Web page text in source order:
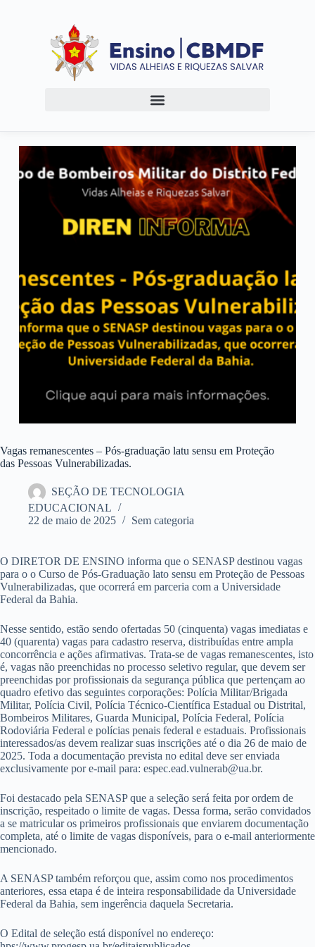
Vagas remanescentes – Pós-graduação latu sensu em Proteção
das Pessoas Vulnerabilizadas.
SEÇÃO DE TECNOLOGIA
EDUCACIONAL
22 de maio de 2025
Sem categoria
O DIRETOR DE ENSINO informa que o SENASP destinou vagas
para o o Curso de Pós-Graduação lato sensu em Proteção de Pessoas
Vulnerabilizadas, que ocorrerá em parceria com a Universidade
Federal da Bahia.
Nesse sentido, estão sendo ofertadas 50 (cinquenta) vagas imediatas e
40 (quarenta) vagas para cadastro reserva, distribuídas entre ampla
concorrência e ações afirmativas. Trata-se de vagas remanescentes, isto
é, vagas não preenchidas no processo seletivo regular, que devem ser
preenchidas por profissionais da segurança pública que pertençam ao
quadro efetivo das seguintes corporações: Polícia Militar/Brigada
Militar, Polícia Civil, Polícia Técnico-Científica Estadual ou Distrital,
Bombeiros Militares, Guarda Municipal, Polícia Federal, Polícia
Rodoviária Federal e polícias penais federal e estaduais. Profissionais
interessados/as devem realizar suas inscrições até o dia 26 de maio de
2025. Toda a documentação prevista no edital deve ser enviada
exclusivamente por e-mail para: espec.ead.vulnerab@ua.br.
Foi destacado pela SENASP que a seleção será feita por ordem de
inscrição, respeitado o limite de vagas. Dessa forma, serão convidados
a se matricular os primeiros profissionais que enviarem documentação
completa, até o limite de vagas disponíveis, para o e-mail anteriormente
mencionado.
A SENASP também reforçou que, assim como nos procedimentos
anteriores, essa etapa é de inteira responsabilidade da Universidade
Federal da Bahia, sem ingerência daquela Secretaria.
O Edital de seleção está disponível no endereço: